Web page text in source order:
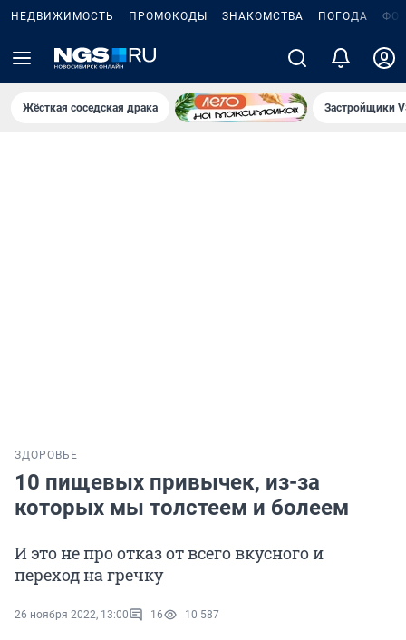
НЕДВИЖИМОСТЬ ПРОМОКОДЫ ЗНАКОМСТВА ПОГОДА
Жёсткая соседская драка Застройщики
ЗДОРОВЬЕ
10 пищевых привычек, из-за
которых мы толстеем и болеем
И это не про отказ от всего вкусного и
переход на гречку
26 ноября 2022, 13:00 16 10 587